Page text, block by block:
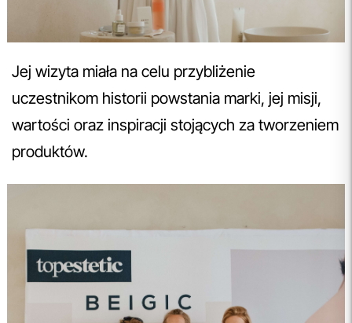
Jej wizyta miała na celu przybliżenie
uczestnikom historii powstania marki, jej misji,
wartości oraz inspiracji stojących za tworzeniem
produktów.